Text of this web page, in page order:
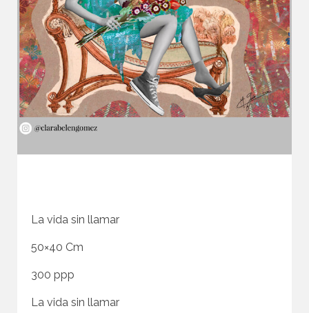
La vida sin llamar
50×40 Cm
300 ppp
La vida sin llamar